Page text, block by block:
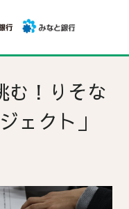
む！りそな
ェクト」